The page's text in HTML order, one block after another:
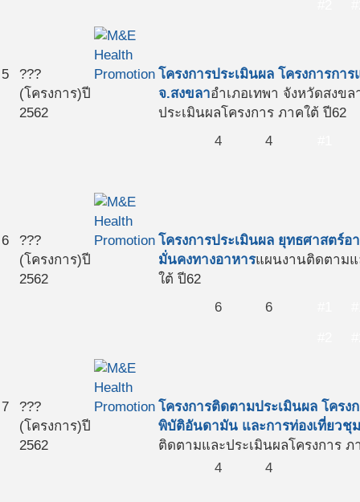
5
???
(โครงการ)ปี
2562
โครงการประเมินผล โครงการก
จ.สงขลาอำเภอเทพา จังหวัดสงขล
ประเมินผลโครงการ ภาคใต้ ปี62
4
4
6
???
(โครงการ)ปี
2562
โครงการประเมินผล ยุทธศาสตร์อ
มั่นคงทางอาหารแผนงานติดตามแ
ใต้ ปี62
6
6
7
???
(โครงการ)ปี
2562
โครงการติดตามประเมินผล โคร
พิบัติอันดามัน และการท่องเที่ยวชุ
ติดตามและประเมินผลโครงการ ภ
4
4